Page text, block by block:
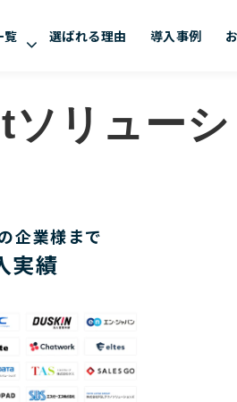
覧 選ばれる理由 導入事例
リューシ
企業様まで
実績